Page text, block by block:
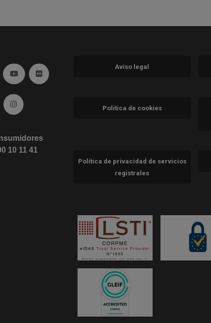
(abre en ventana nueva)
twitter (abre en ventana nueva)
Ir a YouTube (abre en ventana nueva)
Ir a Flickr (abre en ventana nueva)
(abre en ventana nueva)
Blog (abre en ventana nueva)
Ir a Instagram (abre en ventana nueva)
10 11 41
Aviso legal
Política de cookies
Política de privacidad de servicios
registrales